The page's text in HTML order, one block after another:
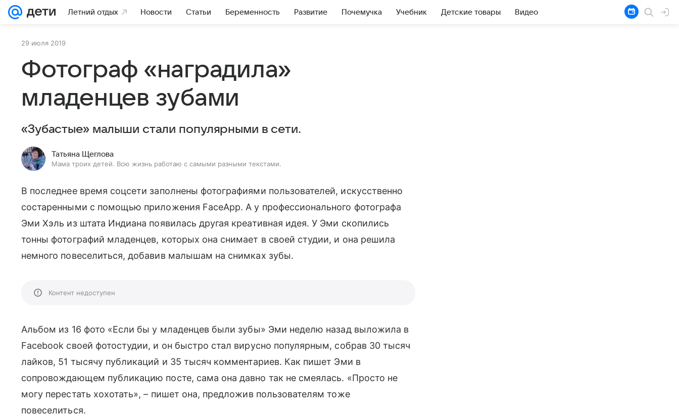
Летний отдых Новости Статьи Беременность Развитие Почемучка Учебник Детские товары Видео
29 июля 2019
Фотограф «наградила»
младенцев зубами
«Зубастые» малыши стали популярными в сети.
Татьяна Щеглова
Мама троих детей. Всю жизнь работаю с самыми разными текстами.
В последнее время соцсети заполнены фотографиями пользователей, искусственно
состаренными с помощью приложения FaceApp. А у профессионального фотографа
Эми Хэль из штата Индиана появилась другая креативная идея. У Эми скопились
тонны фотографий младенцев, которых она снимает в своей студии, и она решила
немного повеселиться, добавив малышам на снимках зубы.
Контент недоступен
Альбом из 16 фото «Если бы у младенцев были зубы» Эми неделю назад выложила в
Facebook своей фотостудии, и он быстро стал вирусно популярным, собрав 30 тысяч
лайков, 51 тысячу публикаций и 35 тысяч комментариев. Как пишет Эми в
сопровождающем публикацию посте, сама она давно так не смеялась. «Просто не
могу перестать хохотать», – пишет она, предложив пользователям тоже
повеселиться.